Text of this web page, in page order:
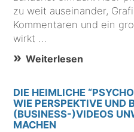
zu weit auseinander,
Kommentaren und ein
wirkt …
Weiterlesen
DIE HEIMLICHE
WIE PERSPEKTIVE UND
(BUSINESS-)VIDEOS
MACHEN